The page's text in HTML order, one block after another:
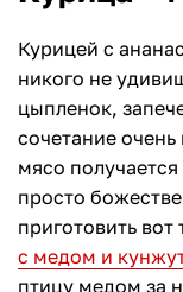
Курицей с
никого не
цыпленок,
сочетание
мясо
просто
приготовить
с медом и
птицу медом за